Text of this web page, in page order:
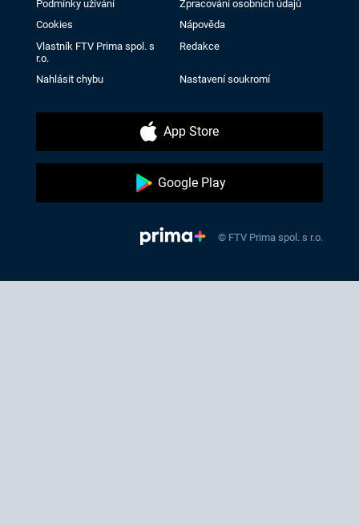
Podmínky užívání
Zpracování osobních údajů
Cookies
Nápověda
Vlastník FTV Prima spol. s
r.o.
Redakce
Nahlásit chybu Nastavení soukromí
App Store
Google Play
© FTV Prima spol. s r.o.